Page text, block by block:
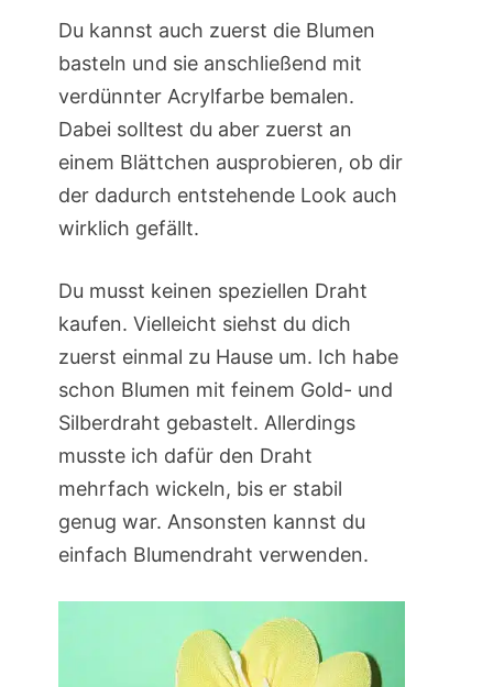
Du kannst auch zuerst die Blumen
basteln und sie anschließend mit
verdünnter Acrylfarbe bemalen.
Dabei solltest du aber zuerst an
einem Blättchen ausprobieren, ob dir
der dadurch entstehende Look auch
wirklich gefällt.
Du musst keinen speziellen Draht
kaufen. Vielleicht siehst du dich
zuerst einmal zu Hause um. Ich habe
schon Blumen mit feinem Gold- und
Silberdraht gebastelt. Allerdings
musste ich dafür den Draht
mehrfach wickeln, bis er stabil
genug war. Ansonsten kannst du
einfach Blumendraht verwenden.